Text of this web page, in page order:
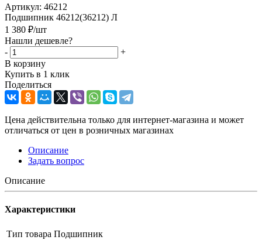
Артикул: 46212
Подшипник 46212(36212) Л
1 380 ₽/шт
Нашли дешевле?
-
+
В корзину
Купить в 1 клик
Поделиться
Цена действительна только для интернет-магазина и может
отличаться от цен в розничных магазинах
Описание
Задать вопрос
Описание
Характеристики
Тип товара Подшипник